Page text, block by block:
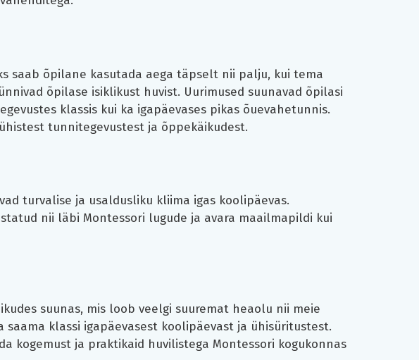
saab õpilane kasutada aega täpselt nii palju, kui tema
õpilase isiklikust huvist. Uurimused suunavad õpilasi
klassis kui ka igapäevases pikas õuevahetunnis.
tunnitegevustest ja õppekäikudest.
turvalise ja usaldusliku kliima igas koolipäevas.
nii läbi Montessori lugude ja avara maailmapildi kui
suunas, mis loob veelgi suuremat heaolu nii meie
klassi igapäevasest koolipäevast ja ühisüritustest.
kogemust ja praktikaid huvilistega Montessori kogukonnas